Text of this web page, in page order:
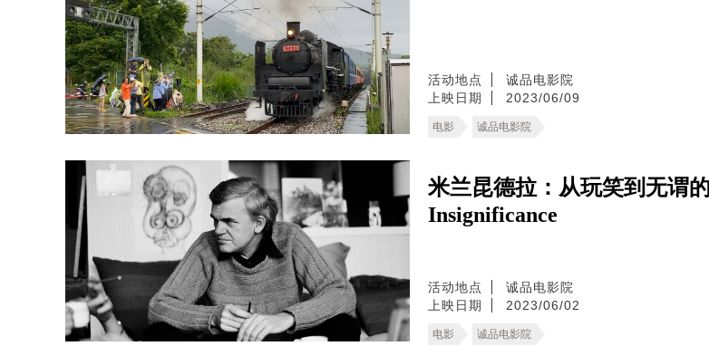
活动地点
诚品电影院
上映日期
2023/06/09
电影 诚品电影院
米兰昆德拉：从玩笑到无谓
Insignificance
活动地点
诚品电影院
上映日期
2023/06/02
电影 诚品电影院